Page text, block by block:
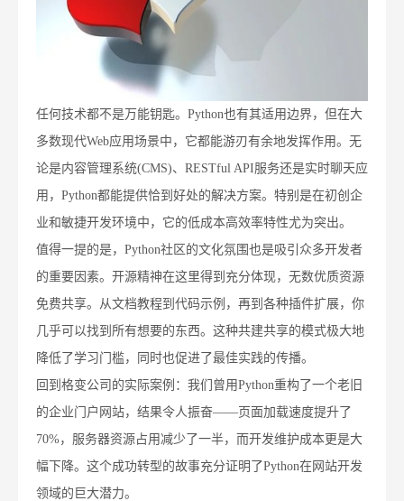
任何技术都不是万能钥匙。Python也有其适用边界，但在大
多数现代Web应用场景中，它都能游刃有余地发挥作用。无
论是内容管理系统(CMS)、RESTful API服务还是实时聊天应
用，Python都能提供恰到好处的解决方案。特别是在初创企
业和敏捷开发环境中，它的低成本高效率特性尤为突出。
值得一提的是，Python社区的文化氛围也是吸引众多开发者
的重要因素。开源精神在这里得到充分体现，无数优质资源
免费共享。从文档教程到代码示例，再到各种插件扩展，你
几乎可以找到所有想要的东西。这种共建共享的模式极大地
降低了学习门槛，同时也促进了最佳实践的传播。
回到格变公司的实际案例：我们曾用Python重构了一个老旧
的企业门户网站，结果令人振奋——页面加载速度提升了
70%，服务器资源占用减少了一半，而开发维护成本更是大
幅下降。这个成功转型的故事充分证明了Python在网站开发
领域的巨大潜力。